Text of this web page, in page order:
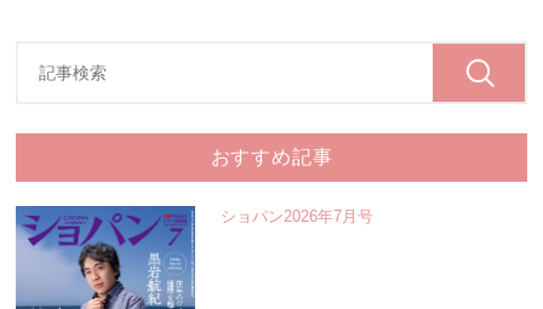
おすすめ記事
ショパン2026年7月号